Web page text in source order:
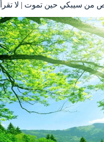
من سيبكي حين تموت | لا تقرأ